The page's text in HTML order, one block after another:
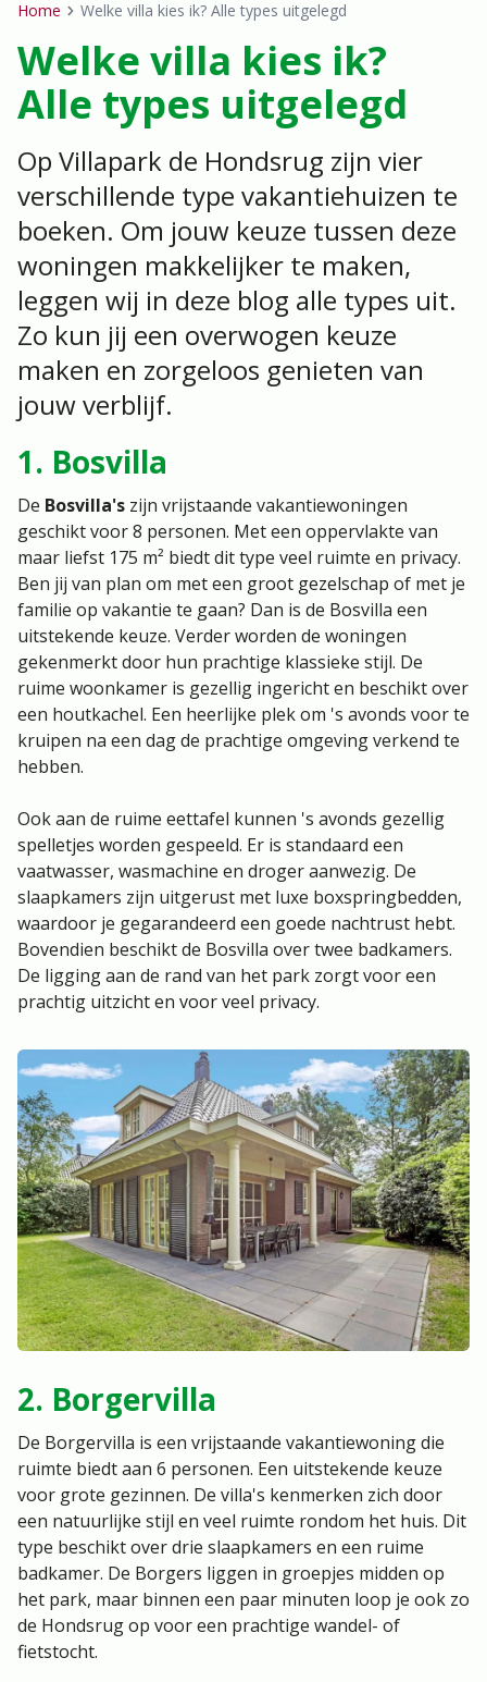
Breadcrumb
Home Welke villa kies ik? Alle types uitgelegd
Welke villa kies ik?
Alle types uitgelegd
Op Villapark de Hondsrug zijn vier
verschillende type vakantiehuizen te
boeken. Om jouw keuze tussen deze
woningen makkelijker te maken,
leggen wij in deze blog alle types uit.
Zo kun jij een overwogen keuze
maken en zorgeloos genieten van
jouw verblijf.
1. Bosvilla
De Bosvilla's zijn vrijstaande vakantiewoningen
geschikt voor 8 personen. Met een oppervlakte van
maar liefst 175 m² biedt dit type veel ruimte en privacy.
Ben jij van plan om met een groot gezelschap of met je
familie op vakantie te gaan? Dan is de Bosvilla een
uitstekende keuze. Verder worden de woningen
gekenmerkt door hun prachtige klassieke stijl. De
ruime woonkamer is gezellig ingericht en beschikt over
een houtkachel. Een heerlijke plek om 's avonds voor te
kruipen na een dag de prachtige omgeving verkend te
hebben.
Ook aan de ruime eettafel kunnen 's avonds gezellig
spelletjes worden gespeeld. Er is standaard een
vaatwasser, wasmachine en droger aanwezig. De
slaapkamers zijn uitgerust met luxe boxspringbedden,
waardoor je gegarandeerd een goede nachtrust hebt.
Bovendien beschikt de Bosvilla over twee badkamers.
De ligging aan de rand van het park zorgt voor een
prachtig uitzicht en voor veel privacy.
2. Borgervilla
De Borgervilla is een vrijstaande vakantiewoning die
ruimte biedt aan 6 personen. Een uitstekende keuze
voor grote gezinnen. De villa's kenmerken zich door
een natuurlijke stijl en veel ruimte rondom het huis. Dit
type beschikt over drie slaapkamers en een ruime
badkamer. De Borgers liggen in groepjes midden op
het park, maar binnen een paar minuten loop je ook zo
de Hondsrug op voor een prachtige wandel- of
fietstocht.